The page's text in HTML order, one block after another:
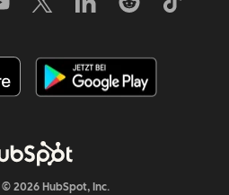
2026 HubSpot, Inc.